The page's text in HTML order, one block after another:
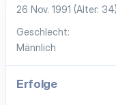
26 Nov. 1991 (Alter: 34)
Geschlecht
Männlich
Erfolge